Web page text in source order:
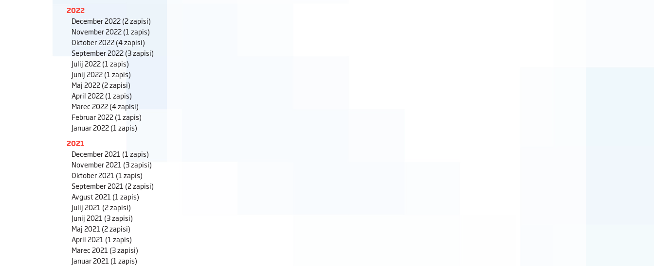
2022
December 2022(2 zapisi)
November 2022(1 zapis)
Oktober 2022(4 zapisi)
September 2022(3 zapisi)
Julij 2022(1 zapis)
Junij 2022(1 zapis)
Maj 2022(2 zapisi)
April 2022(1 zapis)
Marec 2022(4 zapisi)
Februar 2022(1 zapis)
Januar 2022(1 zapis)
2021
December 2021 (1 zapis)
November 2021 (3 zapisi)
Oktober 2021 (1 zapis)
September 2021 (2 zapisi)
Avgust 2021 (1 zapis)
Julij 2021 (2 zapisi)
Junij 2021 (3 zapisi)
Maj 2021 (2 zapisi)
April 2021 (1 zapis)
Marec 2021 (3 zapisi)
Januar 2021 (1 zapis)